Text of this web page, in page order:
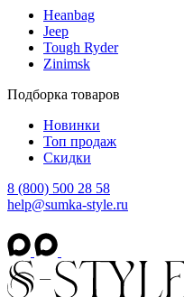
Heanbag
Jeep
Tough Ryder
Zinimsk
Подборка товаров
Новинки
Топ продаж
Скидки
8 (800) 500 28 58
help@sumka-style.ru